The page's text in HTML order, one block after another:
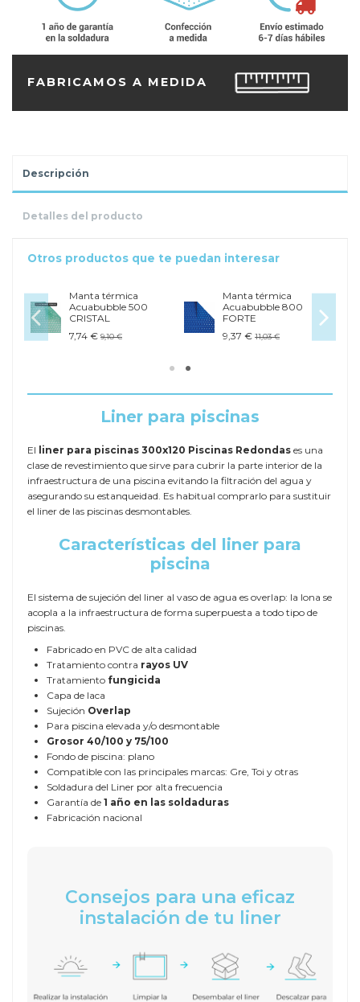
FABRICAMOS A MEDIDA
Descripción
Detalles del producto
Otros productos que te puedan interesar
Manta térmica
Acuabubble 500
CRISTAL
7,74 € 9,10 €
Manta térmica
Acuabubble 800
FORTE
9,37 € 11,03 €
Liner para piscinas
El liner para piscinas 300x120 Piscinas Redondas es una
clase de revestimiento que sirve para cubrir la parte interior de la
infraestructura de una piscina evitando la filtración del agua y
asegurando su estanqueidad. Es habitual comprarlo para sustituir
el liner de las piscinas desmontables.
Características del liner para
piscina
El sistema de sujeción del liner al vaso de agua es overlap: la lona se
acopla a la infraestructura de forma superpuesta a todo tipo de
piscinas.
Fabricado en PVC de alta calidad
Tratamiento contra rayos UV
Tratamiento fungicida
Capa de laca
Sujeción Overlap
Para piscina elevada y/o desmontable
Grosor 40/100 y 75/100
Fondo de piscina: plano
Compatible con las principales marcas: Gre, Toi y otras
Soldadura del Liner por alta frecuencia
Garantía de 1 año en las soldaduras
Fabricación nacional
Consejos para una eficaz
instalación de tu liner